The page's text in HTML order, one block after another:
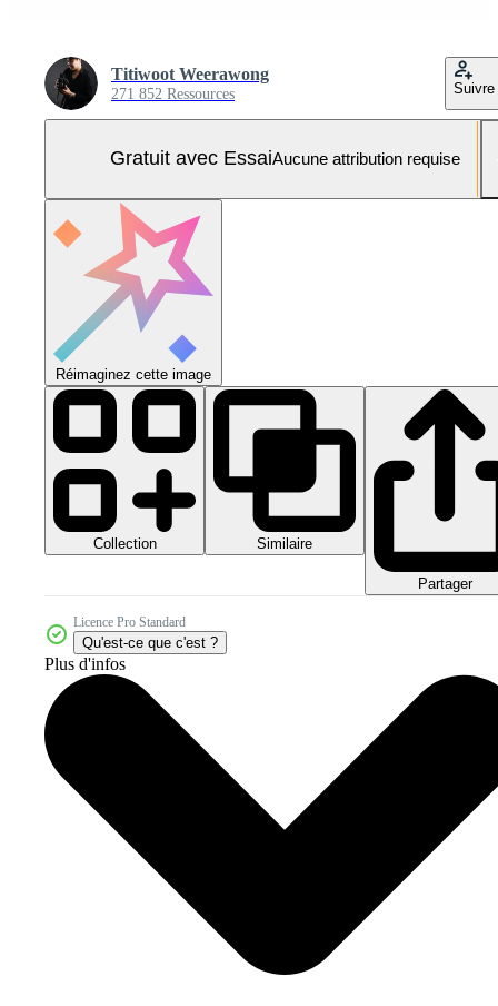
Titiwoot Weerawong
271 852 Ressources Suivre
Gratuit avec EssaiAucune attribution requise
Réimaginez cette image
Collection Similaire
Partager
Licence Pro Standard
Qu'est-ce que c'est ?
Plus d'infos